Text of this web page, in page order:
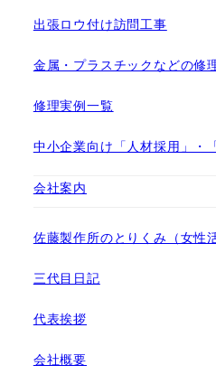
出張ロウ付け訪問工事
金属・プラスチックなどの修
修理実例一覧
中小企業向け「人材採用」・
会社案内
佐藤製作所のとりくみ（女性
三代目日記
代表挨拶
会社概要